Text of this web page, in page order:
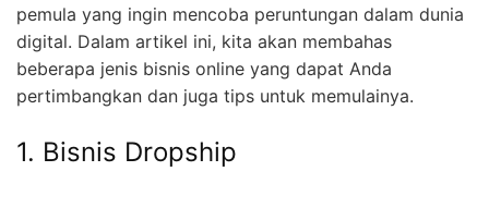
pemula yang ingin mencoba peruntungan dalam dunia
digital. Dalam artikel ini, kita akan membahas
beberapa jenis bisnis online yang dapat Anda
pertimbangkan dan juga tips untuk memulainya.
1. Bisnis Dropship